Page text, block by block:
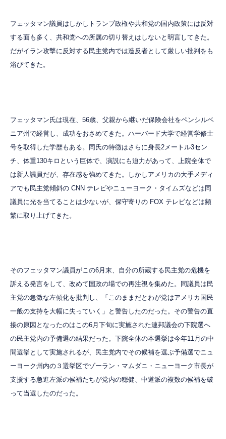
フェッタマン議員はしかしトランプ政権や共和党の国内政策には反対
する面も多く、共和党への所属の切り替えはしないと明言してきた。
だがイラン攻撃に反対する民主党内では造反者として厳しい批判をも
浴びてきた。
フェッタマン氏は現在、56歳、父親から継いだ保険会社をペンシルベ
ニア州で経営し、成功をおさめてきた。ハーバード大学で経営学修士
号を取得した学歴もある。同氏の特徴はさらに身長2メートル3セン
チ、体重130キロという巨体で、演説にも迫力があって、上院全体で
は新人議員だが、存在感を強めてきた。しかしアメリカの大手メディ
アでも民主党傾斜の CNN テレビやニューヨーク・タイムズなどは同
議員に光を当てることは少ないが、保守寄りの FOX テレビなどは頻
繁に取り上げてきた。
そのフェッタマン議員がこの6月末、自分の所蔵する民主党の危機を
訴える発言をして、改めて国政の場での再注視を集めた。同議員は民
主党の急激な左傾化を批判し、「このままだとわが党はアメリカ国民
一般の支持を大幅に失っていく」と警告したのだった。その警告の直
接の原因となったのはこの6月下旬に実施された連邦議会の下院選へ
の民主党内の予備選の結果だった。下院全体の本選挙は今年11月の中
間選挙として実施されるが、民主党内でその候補を選ぶ予備選でニュ
ーヨーク州内の３選挙区でゾーラン・マムダニ・ニューヨーク市長が
支援する急進左派の候補たちが党内の穏健、中道派の複数の候補を破
って当選したのだった。